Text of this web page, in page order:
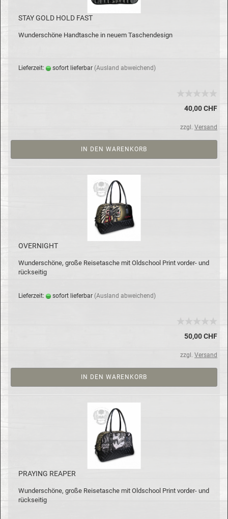
STAY GOLD HOLD FAST
Wun­der­schö­ne Hand­ta­sche in neuem Ta­schen­de­sign
Lie­fer­zeit: so­fort lie­fer­bar (Aus­land ab­wei­chend)
40,00 CHF
zzgl. Versand
IN DEN WARENKORB
OVER­NIGHT
Wun­der­schö­ne, große Rei­se­ta­sche mit Old­school Print vorder-​ und
rück­sei­tig
Lie­fer­zeit: so­fort lie­fer­bar (Aus­land ab­wei­chend)
50,00 CHF
zzgl. Versand
IN DEN WARENKORB
PRAY­ING RE­A­PER
Wun­der­schö­ne, große Rei­se­ta­sche mit Old­school Print vorder-​ und
rück­sei­tig